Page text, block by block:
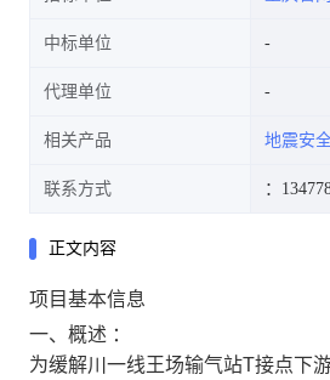
中标单位
代理单位
相关产品 地震安
联系方式 ：
正文内容
项目基本信息
一、概述 ：
为缓解川一线王场输气站T接点下